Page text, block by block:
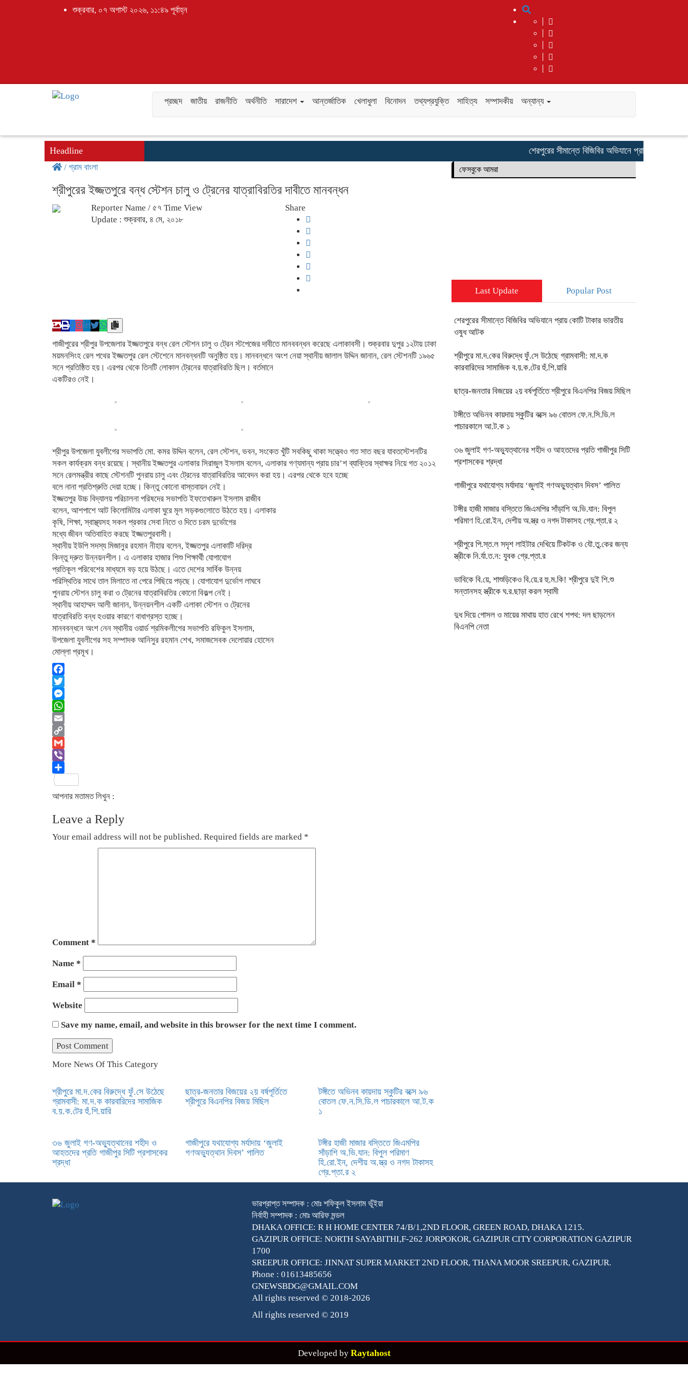
শুক্রবার, ০৭ অগাস্ট ২০২৬, ১১:৪৯ পূর্বাহ্ন
প্রচ্ছদ জাতীয় রাজনীতি অর্থনীতি সারাদেশ আন্তর্জাতিক খেলাধুলা বিনোদন তথ্যপ্রযুক্তি সাহিত্য সম্পাদকীয় অন্যান্য
Headline শেরপুরের সীমান্তে বিজিবির অভিযানে প্রায় কোটি টাকার
/ গ্রাম বাংলা
শ্রীপুরের ইজ্জতপুরে বন্ধ স্টেশন চালু ও ট্রেনের যাত্রাবিরতির দাবীতে মানবন্ধন
Reporter Name / ৫৭ Time View
Update : শুক্রবার, ৪ মে, ২০১৮
Share
গাজীপুরের শ্রীপুর উপজেলার ইজ্জতপুরে বন্ধ রেল স্টেশন চালু ও ট্রেন স্টপেজের দাবীতে মানববন্ধন করেছে এলাকাবসী। শুক্রবার দুপুর ১২টায় ঢাকা
ময়মনসিংহ রেল পথের ইজ্জতপুর রেল স্টেশেনে মানবন্ধনটি অনুষ্ঠিত হয়। মানবন্ধনে অংশ নেয়া স্থানীয় জালাল উদ্দিন জানান, রেল স্টেশনটি ১৯৬৫
সনে প্রতিষ্ঠিত হয়। এরপর থেকে তিনটি লোকাল ট্রেনের যাত্রাবিরতি ছিল। বর্তমানে
একটিরও নেই।
শ্রীপুর উপজেলা যুবলীগের সভাপতি মো. কমর উদ্দিন বলেন, রেল স্টেশন, ভবন, সংকেত খুঁটি সবকিছু থাকা সত্ত্বেও গত সাত বছর যাবতস্টেশনটির
সকল কার্যক্রম বন্ধ রয়েছে। স্থানীয় ইজ্জতপুর এলাকার সিরাজুল ইসলাম বলেন, এলাকার গণ্যমান্য প্রায় চার’শ ব্যাক্তির স্বাক্ষর নিয়ে গত ২০১২
সনে রেলমন্ত্রীর কাছে স্টেশনটি পুনরায় চালু এবং ট্রেনের যাত্রাবিরতির আবেদন করা হয়। এরপর থেকে হবে হচ্ছে
বলে নানা প্রতিশ্রুতি দেয়া হচ্ছে। কিন্তু কোনো বাস্তবায়ন নেই।
ইজ্জতপুর উচ্চ বিদ্যালয় পরিচালনা পরিষদের সভাপতি ইফতেখারুল ইসলাম রাজীব
বলেন, আশপাশে আট কিলোমিটার এলাকা ঘুরে মূল সড়কগুলোতে উঠতে হয়। এলাকার
কৃষি, শিক্ষা, স্বাস্থ্যসহ সকল প্রকার সেবা নিতে ও দিতে চরম দুর্ভোগের
মধ্যে জীবন অতিবাহিত করছে ইজ্জতপুরবাসী।
স্থানীয় ইউপি সদস্য মিজানুর রহমান নীহার বলেন, ইজ্জতপুর এলাকাটি দরিদ্র
কিন্তু দ্রুত উন্নয়নশীল। এ এলাকার হাজার শিশু শিক্ষার্থী যোগাযোগ
প্রতিকূল পরিবেশের মাধ্যমে বড় হয়ে উঠছে। এতে দেশের সার্বিক উন্নয়
পরিস্থিতির সাথে তাল মিলাতে না পেরে পিছিয়ে পড়ছে। যোগাযোগ দুর্ভোগ লাঘবে
পুনরায় স্টেশন চালু করা ও ট্রেনের যাত্রাবিরতির কোনো বিকল্প নেই।
স্থানীয় আহাম্মদ আলী জানান, উন্নয়নশীল একটি এলাকা স্টেশন ও ট্রেনের
যাত্রাবিরতি বন্ধ হওয়ার কারণে বাধাগ্রস্ত হচ্ছে।
মানববন্ধনে অংশ নেন স্থানীয় ওয়ার্ড শ্রমিকলীগের সভাপতি রফিকুল ইসলাম,
উপজেলা যুবলীগের সহ সম্পাদক আনিসুর রহমান শেখ, সমাজসেবক দেলোয়ার হোসেন
মোল্লা প্রমূখ।
Facebook
Twitter
Messenger
WhatsApp
Email
Copy
Link
Gmail
Viber
আপনার মতামত লিখুন :
Leave a Reply
Your email address will not be published. Required fields are marked *
Comment *
Name *
Email *
Website
Save my name, email, and website in this browser for the next time I comment.
More News Of This Category
শ্রীপুরে মা.দ.কের বিরুদ্ধে ফুঁ.সে উঠেছে
গ্রামবাসী: মা.দ.ক কারবারিদের সামাজিক
ব.য়.ক.টের হুঁ.শি.য়ারি
ছাত্র-জনতার বিজয়ের ২য় বর্ষপূর্তিতে
শ্রীপুরে বিএনপির বিজয় মিছিল
টঙ্গীতে অভিনব কায়দায় স্কুটির বক্সে ৯৬
বোতল ফে.ন.সি.ডি.ল পাচারকালে আ.ট.ক
১
৩৬ জুলাই গণ-অভ্যুত্থানের শহীদ ও
আহতদের প্রতি গাজীপুর সিটি প্রশাসকের
শ্রদ্ধা
গাজীপুরে যথাযোগ্য মর্যাদায় ‘জুলাই
গণঅভ্যুত্থান দিবস’ পালিত
টঙ্গীর হাজী মাজার বস্তিতে জিএমপির
সাঁড়াশি অ.ভি.যান: বিপুল পরিমাণ
হি.রো.ইন, দেশীয় অ.স্ত্র ও নগদ টাকাসহ
গ্রে.প্তা.র ২
ফেসবুকে আমরা
Last Update Popular Post
শেরপুরের সীমান্তে বিজিবির অভিযানে প্রায় কোটি টাকার ভারতীয়
ওষুধ আটক
শ্রীপুরে মা.দ.কের বিরুদ্ধে ফুঁ.সে উঠেছে গ্রামবাসী: মা.দ.ক
কারবারিদের সামাজিক ব.য়.ক.টের হুঁ.শি.য়ারি
ছাত্র-জনতার বিজয়ের ২য় বর্ষপূর্তিতে শ্রীপুরে বিএনপির বিজয় মিছিল
টঙ্গীতে অভিনব কায়দায় স্কুটির বক্সে ৯৬ বোতল ফে.ন.সি.ডি.ল
পাচারকালে আ.ট.ক ১
৩৬ জুলাই গণ-অভ্যুত্থানের শহীদ ও আহতদের প্রতি গাজীপুর সিটি
প্রশাসকের শ্রদ্ধা
গাজীপুরে যথাযোগ্য মর্যাদায় ‘জুলাই গণঅভ্যুত্থান দিবস’ পালিত
টঙ্গীর হাজী মাজার বস্তিতে জিএমপির সাঁড়াশি অ.ভি.যান: বিপুল
পরিমাণ হি.রো.ইন, দেশীয় অ.স্ত্র ও নগদ টাকাসহ গ্রে.প্তা.র ২
শ্রীপুরে পি.স্ত.ল সদৃশ লাইটার দেখিয়ে টিকটক ও যৌ.তু.কের জন্য
স্ত্রীকে নি.র্যা.ত.ন: যুবক গ্রে.প্তা.র
ভাবিকে বি.য়ে, শাশুড়িকেও বি.য়ে.র হু.ম.কি! শ্রীপুরে দুই শি.শু
সন্তানসহ স্ত্রীকে ঘ.র.ছাড়া করল স্বামী
দুধ দিয়ে গোসল ও মায়ের মাথায় হাত রেখে শপথ: দল ছাড়লেন
বিএনপি নেতা
ভারপ্রাপ্ত সম্পাদক : মোঃ শফিকুল ইসলাম ভূঁইয়া
নির্বাহী সম্পাদক : মোঃ আরিফ মন্ডল
DHAKA OFFICE: R H HOME CENTER 74/B/1,2ND FLOOR, GREEN ROAD, DHAKA 1215.
GAZIPUR OFFICE: NORTH SAYABITHI,F-262 JORPOKOR, GAZIPUR CITY CORPORATION GAZIPUR
1700
SREEPUR OFFICE: JINNAT SUPER MARKET 2ND FLOOR, THANA MOOR SREEPUR, GAZIPUR.
Phone : 01613485656
GNEWSBDG@GMAIL.COM
All rights reserved © 2018-2026
All rights reserved © 2019
Developed by Raytahost